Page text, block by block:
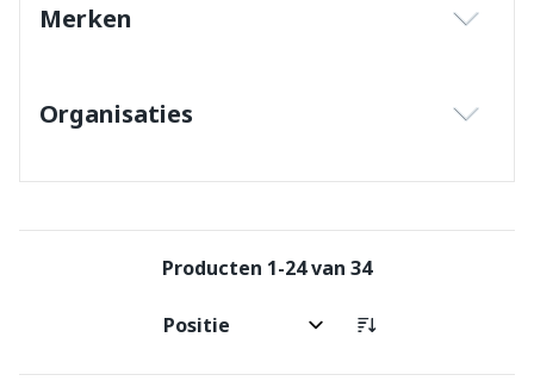
Merken
Organisaties
Producten 1-24van 34
Sorteer op: